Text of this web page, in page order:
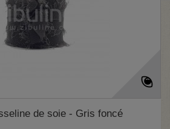
de soie - Gris foncé